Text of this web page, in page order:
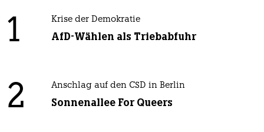
1 Krise der Demokratie
AfD-Wählen als Triebabfuhr
2 Anschlag auf den CSD in Berlin
Sonnenallee For Queers